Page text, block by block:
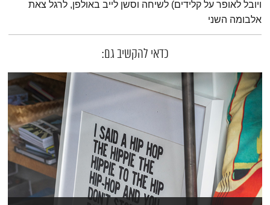
ויובל לאופר על קלידים) לשיחה וסשן לייב באולפן, לרגל צאת
אלבומה השני
כדאי להקשיב גם: